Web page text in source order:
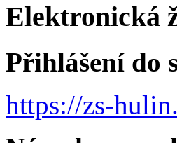
Elektronická
Přihlášení do
https://zs-